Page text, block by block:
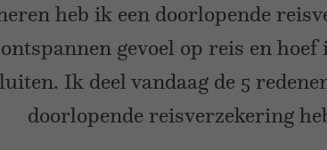
heb ik een doorlopende
gevoel op reis en
Ik deel vandaag de 5
doorlopende reisverzekering